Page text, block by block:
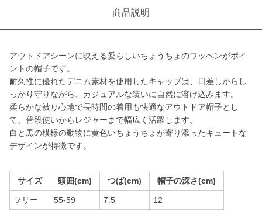
商品説明
アウトドアシーンに映える愛らしいちょうちょのワッペンがポイ
ントの帽子です。
耐久性に優れたデニム素材を使用したキャップは、日差しからし
っかり守りながら、カジュアルな装いに自然に溶け込みます。
柔らかな被り心地で長時間の着用も快適なアウトドア帽子とし
て、普段使いからレジャーまで幅広く活躍します。
白と黒の模様の動物に黄色いちょうちょが寄り添ったキュートな
デザインが特徴です。
サイズ 頭囲(cm) つば(cm) 帽子の深さ(cm)
フリー 55-59 7.5 12